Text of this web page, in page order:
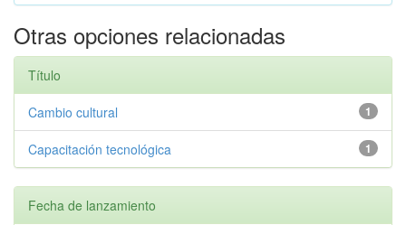
Otras opciones relacionadas
Título
1
Cambio cultural
1
Capacitación tecnológica
Fecha de lanzamiento